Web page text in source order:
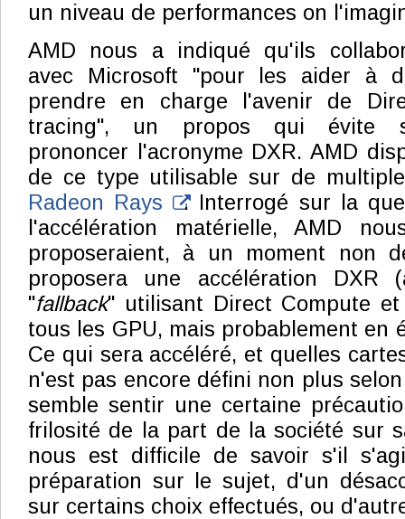
un niveau de performances on
AMD nous a indiqué qu'ils
avec Microsoft "pour les aider à
prendre en charge l'avenir de
tracing", un propos qui évite
prononcer l'acronyme DXR. AMD
de ce type utilisable sur de
Radeon Rays . Interrogé sur la
l'accélération matérielle, AMD
proposeraient, à un moment non
proposera une accélération DXR
"fallback" utilisant Direct Compute
tous les GPU, mais probablement en
Ce qui sera accéléré, et quelles
n'est pas encore défini non plus
semble sentir une certaine
frilosité de la part de la société sur
nous est difficile de savoir s'il
préparation sur le sujet, d'un
sur certains choix effectués, ou